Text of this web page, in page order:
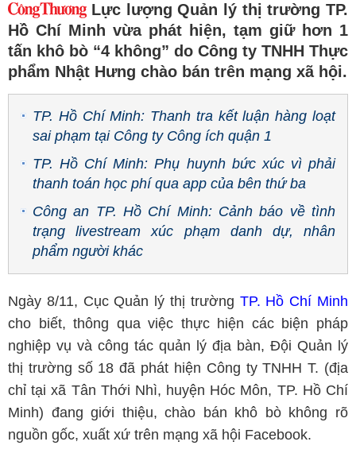
Lực lượng Quản lý thị trường TP.
Hồ Chí Minh vừa phát hiện, tạm giữ hơn 1
tấn khô bò “4 không” do Công ty TNHH Thực
phẩm Nhật Hưng chào bán trên mạng xã hội.
TP. Hồ Chí Minh: Thanh tra kết luận hàng loạt
sai phạm tại Công ty Công ích quận 1
TP. Hồ Chí Minh: Phụ huynh bức xúc vì phải
thanh toán học phí qua app của bên thứ ba
Công an TP. Hồ Chí Minh: Cảnh báo về tình
trạng livestream xúc phạm danh dự, nhân
phẩm người khác
Ngày 8/11, Cục Quản lý thị trường TP. Hồ Chí Minh
cho biết, thông qua việc thực hiện các biện pháp
nghiệp vụ và công tác quản lý địa bàn, Đội Quản lý
thị trường số 18 đã phát hiện Công ty TNHH T. (địa
chỉ tại xã Tân Thới Nhì, huyện Hóc Môn, TP. Hồ Chí
Minh) đang giới thiệu, chào bán khô bò không rõ
nguồn gốc, xuất xứ trên mạng xã hội Facebook.